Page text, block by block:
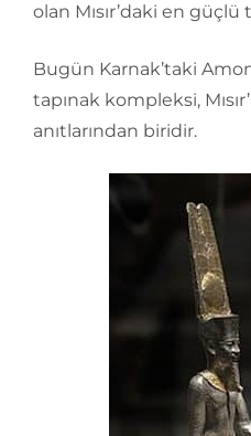
olan Mısır’daki en güçlü
Bugün Karnak’taki
tapınak kompleksi,
anıtlarından biridir.